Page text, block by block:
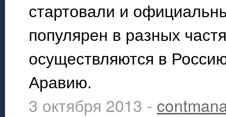
стартовали и
популярен в разных
осуществляются в
Аравию.
3 октября 2013 -